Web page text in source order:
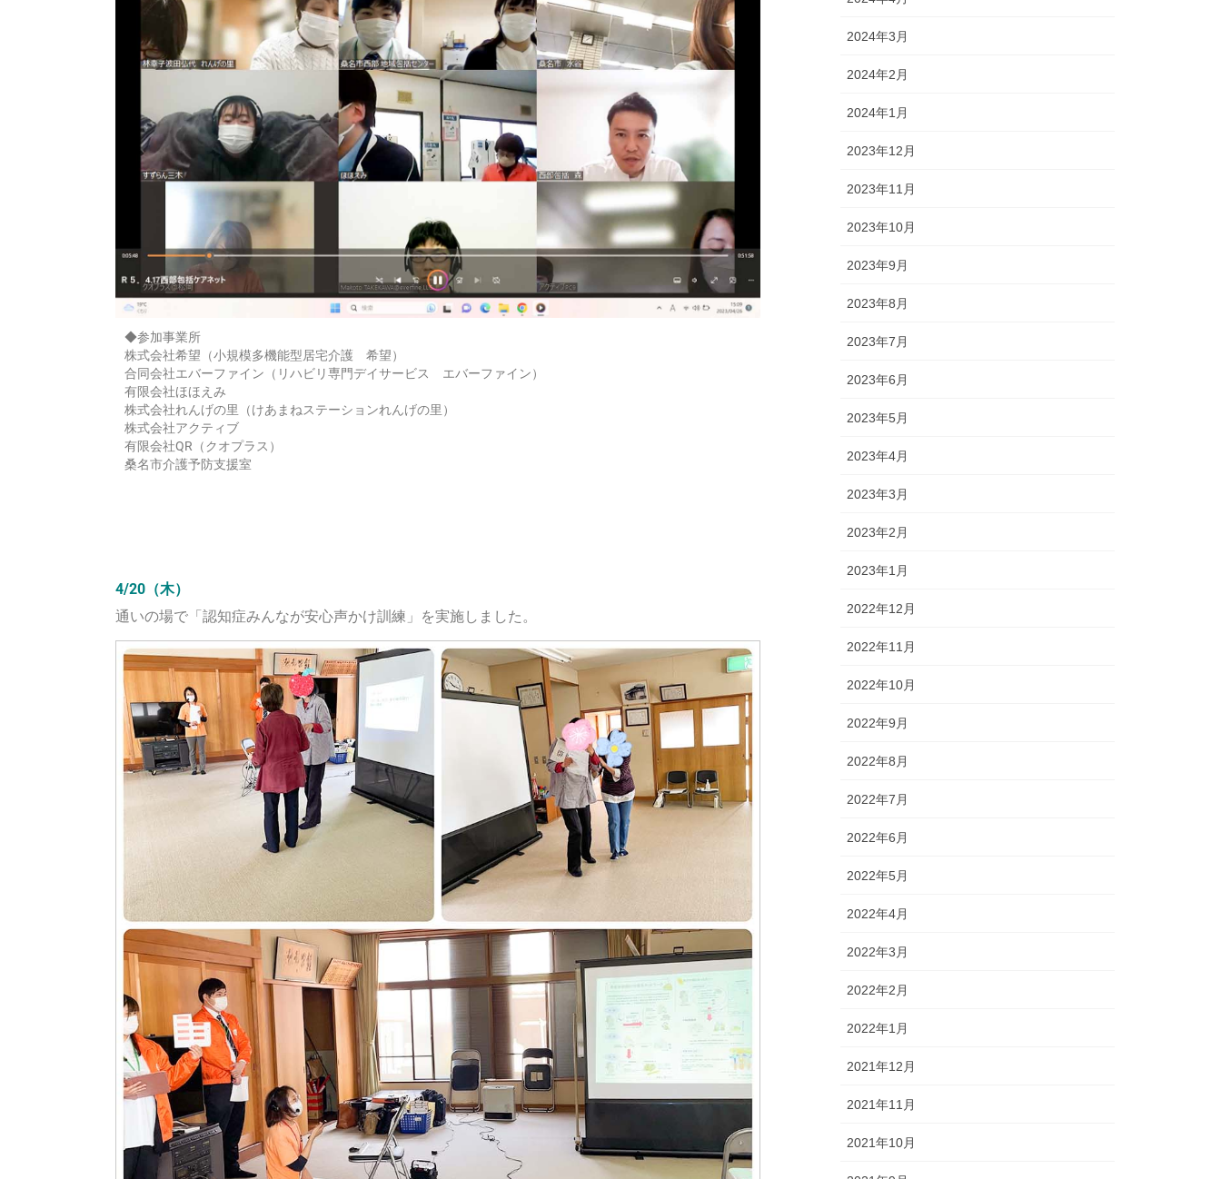
◆参加事業所
株式会社希望（小規模多機能型居宅介護 希望）
合同会社エバーファイン（リハビリ専門デイサービス エバーファイン）
有限会社ほほえみ
株式会社れんげの里（けあまねステーションれんげの里）
株式会社アクティブ
有限会社QR（クオプラス）
桑名市介護予防支援室
4/20（木）
通いの場で「認知症みんなが安心声かけ訓練」を実施しました。
2024年3月
2024年2月
2024年1月
2023年12月
2023年11月
2023年10月
2023年9月
2023年8月
2023年7月
2023年6月
2023年5月
2023年4月
2023年3月
2023年2月
2023年1月
2022年12月
2022年11月
2022年10月
2022年9月
2022年8月
2022年7月
2022年6月
2022年5月
2022年4月
2022年3月
2022年2月
2022年1月
2021年12月
2021年11月
2021年10月